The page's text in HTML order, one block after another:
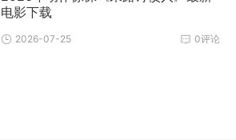
电影下载
0评论
2026-07-25